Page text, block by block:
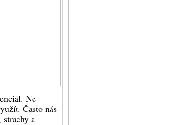
Pokud svým
Kowalem.
minulého století.
VÍCE
Ne
Často nás
a